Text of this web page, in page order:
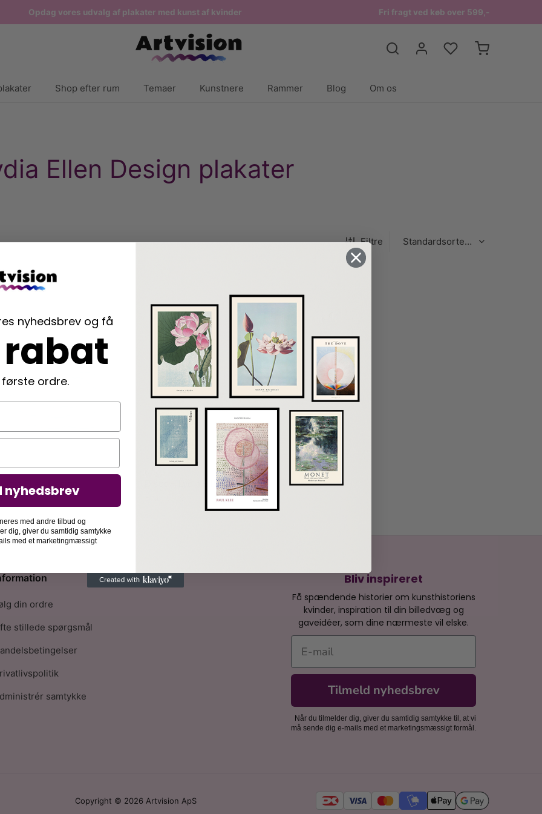
Opdag vores udvalg af plakater med kunst af kvinder Fri fragt ved køb over 599,-
Shop efter rum Temaer Kunstnere Rammer Blog Om os
Ellen Design plakater
Filtre
Ellen Design
kr.
Disco – Lydia Ellen Design
Bliv inspireret
Få spændende historier om kunsthistoriens
kvinder, inspiration til din billedvæg og
gaveidéer, som dine nærmeste vil elske.
E-mail
Tilmeld nyhedsbrev
Når du tilmelder dig, giver du samtidig samtykke til, at vi
må sende dig e-mails med et marketingsmæssigt formål.
din ordre
stillede spørgsmål
samtykke
Copyright © 2026 Artvision ApS
nyhedsbrev og få
rabat
første ordre.
nyhedsbrev
med andre tilbud og
dig, giver du samtidig samtykke
med et marketingmæssigt